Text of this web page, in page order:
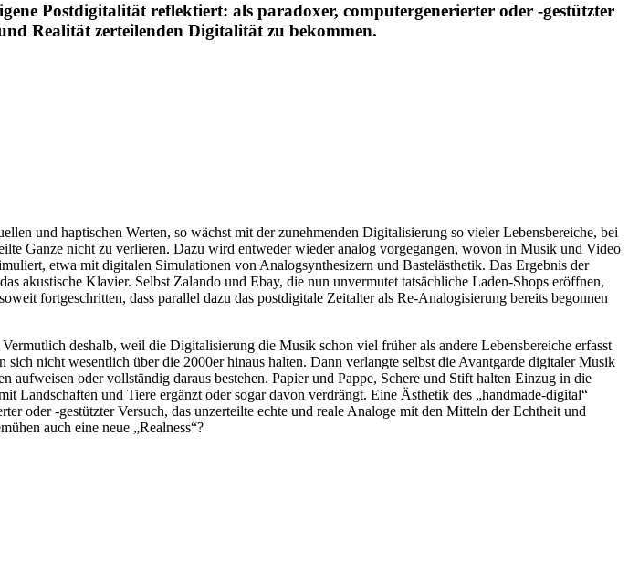
Postdigitalität reflektiert: als paradoxer, computergenerierter oder -gestützter
Realität zerteilenden Digitalität zu bekommen.
und haptischen Werten, so wächst mit der zunehmenden Digitalisierung so vieler Lebensbereiche, bei
Ganze nicht zu verlieren. Dazu wird entweder wieder analog vorgegangen, wovon in Musik und Video
etwa mit digitalen Simulationen von Analogsynthesizern und Bastelästhetik. Das Ergebnis der
akustische Klavier. Selbst Zalando und Ebay, die nun unvermutet tatsächliche Laden-Shops eröffnen,
fortgeschritten, dass parallel dazu das postdigitale Zeitalter als Re-Analogisierung bereits begonnen
deshalb, weil die Digitalisierung die Musik schon viel früher als andere Lebensbereiche erfasst
nicht wesentlich über die 2000er hinaus halten. Dann verlangte selbst die Avantgarde digitaler Musik
oder vollständig daraus bestehen. Papier und Pappe, Schere und Stift halten Einzug in die
und Tiere ergänzt oder sogar davon verdrängt. Eine Ästhetik des „handmade-digital“
oder -gestützter Versuch, das unzerteilte echte und reale Analoge mit den Mitteln der Echtheit und
auch eine neue „Realness“?